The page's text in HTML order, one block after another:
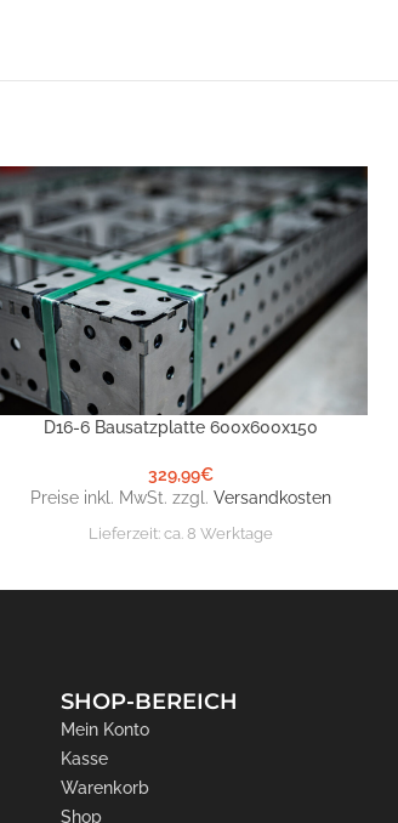
IN DEN WARENKORB
D16-6 Bausatzplatte 600x600x150
329,99€
Preise inkl. MwSt. zzgl. Versandkosten
Lieferzeit: ca. 8 Werktage
SHOP-BEREICH
Mein Konto
Kasse
Warenkorb
Shop